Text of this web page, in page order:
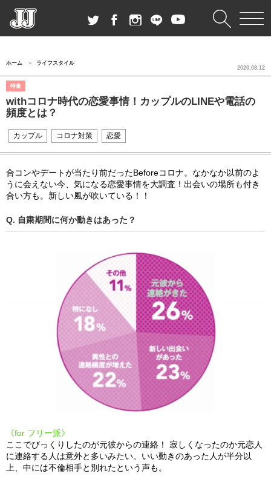
ホーム ライフスタイル
特集
withコロナ時代の恋愛事情！カップルのLINEや電話の
頻度とは？
2020.08.12
カップル コロナ対策 恋愛
合コンやデートが当たり前だったBeforeコロナ。なかなか以前のよ
うに会えない今、気になる恋愛事情を大調査！出会いの場所も付き
合い方も。新しい風が吹いている！！
Q. 自粛期間に何か動きはあった？
《for フリー派》
ここでびっくりしたのが元彼からの連絡！ 寂しくなったのか元恋人
に連絡する人は意外と多いみたい。いい動きのあった人が半分以
上、中には不倫相手と別れたという声も。